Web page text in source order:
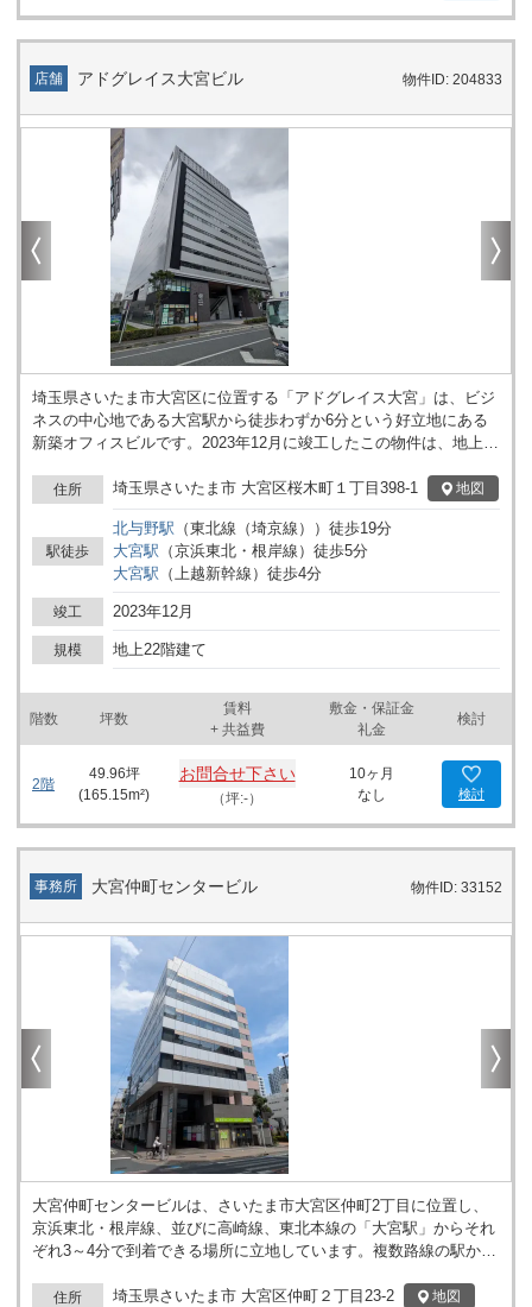
店舗 アドグレイス大宮ビル 物件ID: 204833
埼玉県さいたま市大宮区に位置する「アドグレイス大宮」は、ビジ
ネスの中心地である大宮駅から徒歩わずか6分という好立地にある
新築オフィスビルです。2023年12月に竣工したこの物件は、地上22
れた設計となっています。 アドグレイス大宮の魅力は、その利便性
と周辺環境の豊かさにあります。大宮駅は埼京線、東北本線、湘南
新宿ラインなど多くの路線が乗り入れており、東京や他の主要都市
へのアクセスが非常に便利です。さらに、新幹線の停車駅でもある
ため、全国各地への出張や移動もスムーズに行えます。 物件の1、
2階にはコンビニエンスストアや薬局、クリニックなどの商業施設
が充実しており、オフィスワーカーの日常の利便性をサポートしま
す。3〜6階は自走式立体駐車場として設計されており、車での通勤
にも対応可能です。7～12階は広々としたオフィスフロアとなって
おり、基準階面積は約519.83坪（1,718.45m2）と大規模なスペース
を提供。快適な個別空調システムにより、四季を通じて快適なビジ
トホテル大宮西口」が入居しており、ビジネスパートナーや訪問者
の宿泊にも便利です。埼玉県内でも最高層の客室を備えており、快
適性、安全、安心を重視した施設が整っています。 周辺には「大宮
ソニックシティ」や「さいたまスーパーアリーナ」などの大型施設
があり、ビジネスミーティングやイベント参加の拠点としても最適
です。また、周囲には多くの商業施設や公園が点在しており、ラン
チや仕事後のリフレッシュにも困りません。 アドグレイス大宮は、
たなオフィスの開設や移転を検討されている方に、ぜひおすすめし
たい物件です。この素晴らしい立地と環境で、ビジネスの更なる成
長を実現してください。
住所 埼玉県さいたま市 大宮区桜木町１丁目398-1 地図
駅徒歩
北与野駅 （東北線（埼京線） ） 徒歩19分
大宮駅 （京浜東北・根岸線 ） 徒歩5分
大宮駅 （上越新幹線 ） 徒歩4分
竣工 2023年12月
規模 地上22階建て
階数 坪数
賃料
+ 共益費
敷金・保証金
礼金
検討
2階
49.96坪
(165.15m²)
お問合せ下さい
（坪:-）
10ヶ月
なし
検討
事務所 大宮仲町センタービル 物件ID: 33152
大宮仲町センタービルは、さいたま市大宮区仲町2丁目に位置し、
京浜東北・根岸線、並びに高崎線、東北本線の「大宮駅」からそれ
ぞれ3～4分で到着できる場所に立地しています。複数路線の駅から
を構成しています。 本ビルは地上9階建てで、エレベーターは2基
住所 埼玉県さいたま市 大宮区仲町２丁目23-2 地図